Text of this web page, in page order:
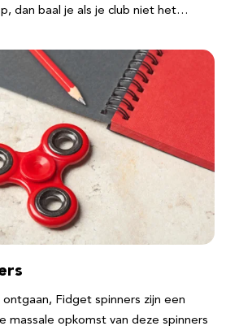
dan baal je als je club niet het…
Fidget spinners zijn een
massale opkomst van deze spinners